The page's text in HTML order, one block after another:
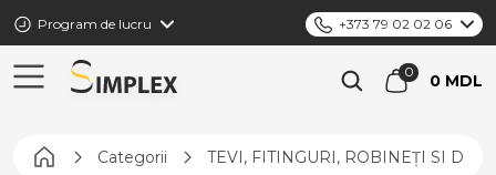
Program de lucru +373 79 02 02 06
0 MDL
Pagina principală
Categorii TEVI, FITINGURI, ROBINEȚI SI